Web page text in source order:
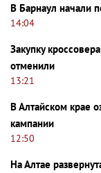
В Барнаул начали
14:04
Закупку
отменили
13:21
В Алтайском крае
кампании
12:50
На Алтае